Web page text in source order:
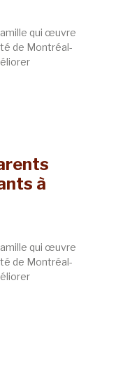
qui œuvre
de Montréal-
à
qui œuvre
de Montréal-